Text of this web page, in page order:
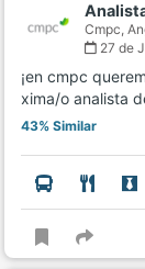
Cmpc,
27 de
¡en cmpc
xima/o analista
43% Similar